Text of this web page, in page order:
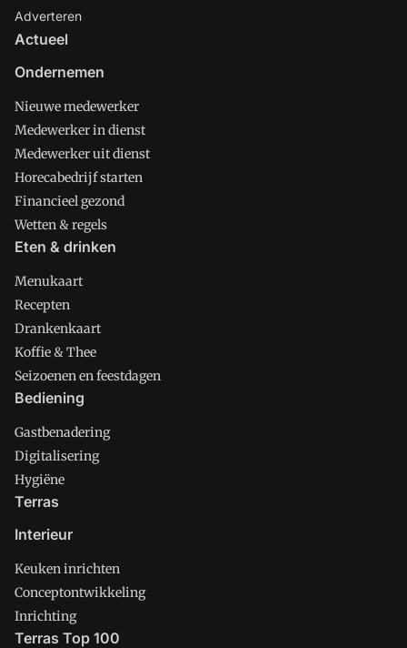
Adverteren
Actueel
Ondernemen
Nieuwe medewerker
Medewerker in dienst
Medewerker uit dienst
Horecabedrijf starten
Financieel gezond
Wetten & regels
Eten & drinken
Menukaart
Recepten
Drankenkaart
Koffie & Thee
Seizoenen en feestdagen
Bediening
Gastbenadering
Digitalisering
Hygiëne
Terras
Interieur
Keuken inrichten
Conceptontwikkeling
Inrichting
Terras Top 100